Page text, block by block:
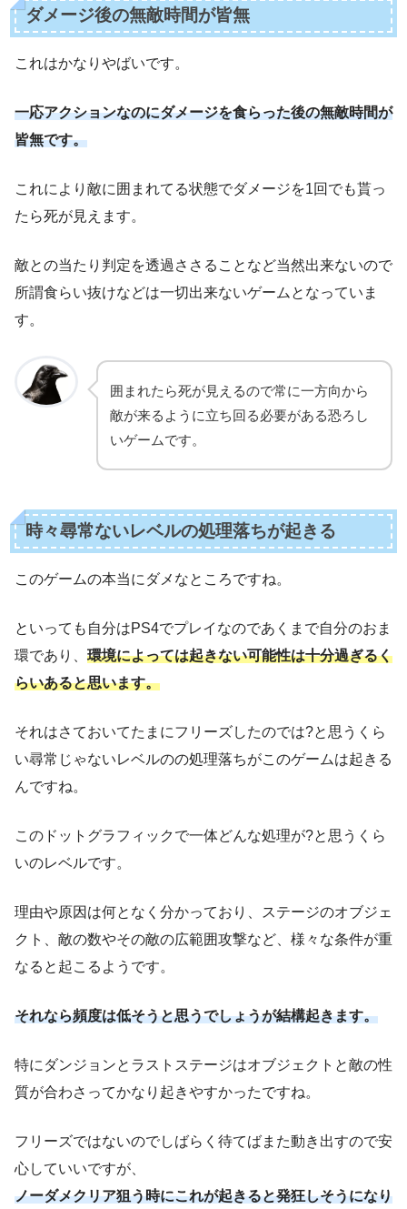
ダメージ後の無敵時間が皆無
これはかなりやばいです。
一応アクションなのにダメージを食らった後の無敵時間が
皆無です。
これにより敵に囲まれてる状態でダメージを1回でも貰っ
たら死が見えます。
敵との当たり判定を透過ささることなど当然出来ないので
所謂食らい抜けなどは一切出来ないゲームとなっていま
す。
囲まれたら死が見えるので常に一方向から
敵が来るように立ち回る必要がある恐ろし
いゲームです。
時々尋常ないレベルの処理落ちが起きる
このゲームの本当にダメなところですね。
といっても自分はPS4でプレイなのであくまで自分のおま
環であり、 環境によっては起きない可能性は十分過ぎるく
らいあると思います。
それはさておいてたまにフリーズしたのでは?と思うくら
い尋常じゃないレベルのの処理落ちがこのゲームは起きる
んですね。
このドットグラフィックで一体どんな処理が?と思うくら
いのレベルです。
理由や原因は何となく分かっており、ステージのオブジェ
クト、敵の数やその敵の広範囲攻撃など、様々な条件が重
なると起こるようです。
それなら頻度は低そうと思うでしょうが結構起きます。
特にダンジョンとラストステージはオブジェクトと敵の性
質が合わさってかなり起きやすかったですね。
フリーズではないのでしばらく待てばまた動き出すので安
心していいですが、
ノーダメクリア狙う時にこれが起きると発狂しそうになり